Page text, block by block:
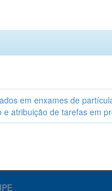
em enxames de
atribuição de tarefas em